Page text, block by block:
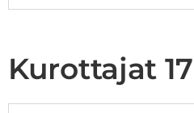
Kurottajat